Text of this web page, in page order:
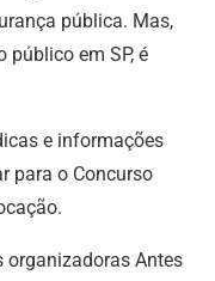
pública. Mas,
público em SP, é
e informações
para o Concurso
organizadoras Antes